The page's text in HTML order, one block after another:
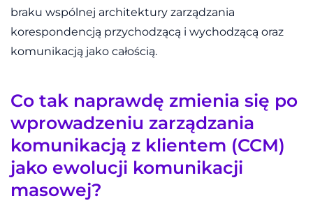
braku wspólnej architektury zarządzania
korespondencją przychodzącą i wychodzącą oraz
komunikacją jako całością.
Co tak naprawdę zmienia się po
wprowadzeniu zarządzania
komunikacją z klientem (CCM)
jako ewolucji komunikacji
masowej?